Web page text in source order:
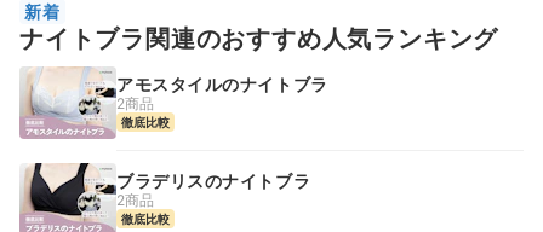
新着
ナイトブラ関連のおすすめ人気ランキング
アモスタイルのナイトブラ
2商品
徹底比較
ブラデリスのナイトブラ
2商品
徹底比較